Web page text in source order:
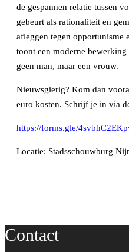
de gespannen relatie tussen
gebeurt als rationaliteit en
afleggen tegen opportunisme
toont een moderne
geen man, maar een vrouw.
Nieuwsgierig? Kom dan
euro kosten. Schrijf je in via
https://forms.gle/
Locatie: Stadsschouwburg
Contact